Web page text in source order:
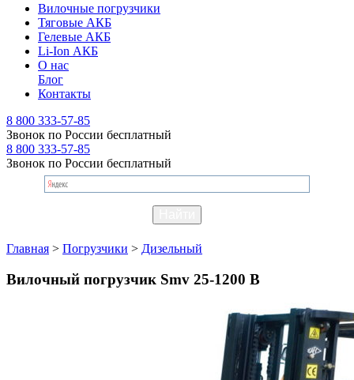
Вилочные погрузчики
Тяговые АКБ
Гелевые АКБ
Li-Ion АКБ
О нас
Блог
Контакты
8 800 333-57-85
Звонок по России бесплатный
8 800 333-57-85
Звонок по России бесплатный
Главная > Погрузчики > Дизельный
Вилочный погрузчик Smv 25-1200 B